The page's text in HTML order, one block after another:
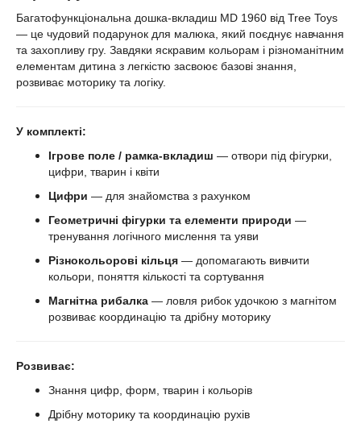
Багатофункціональна дошка-вкладиш MD 1960 від Tree Toys
— це чудовий подарунок для малюка, який поєднує навчання
та захопливу гру. Завдяки яскравим кольорам і різноманітним
елементам дитина з легкістю засвоює базові знання,
розвиває моторику та логіку.
У комплекті:
Ігрове поле / рамка-вкладиш — отвори під фігурки,
цифри, тварин і квіти
Цифри — для знайомства з рахунком
Геометричні фігурки та елементи природи —
тренування логічного мислення та уяви
Різнокольорові кільця — допомагають вивчити
кольори, поняття кількості та сортування
Магнітна рибалка — ловля рибок удочкою з магнітом
розвиває координацію та дрібну моторику
Розвиває:
Знання цифр, форм, тварин і кольорів
Дрібну моторику та координацію рухів